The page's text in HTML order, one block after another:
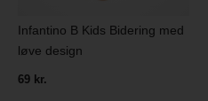
Infantino B Kids Bidering med
løve design
69 kr.